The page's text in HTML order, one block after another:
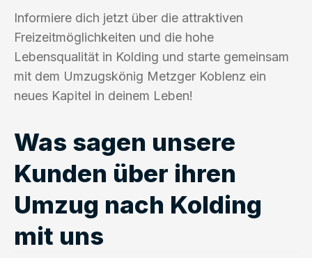
Informiere dich jetzt über die attraktiven
Freizeitmöglichkeiten und die hohe
Lebensqualität in Kolding und starte gemeinsam
mit dem Umzugskönig Metzger Koblenz ein
neues Kapitel in deinem Leben!
Was sagen unsere
Kunden über ihren
Umzug nach Kolding
mit uns